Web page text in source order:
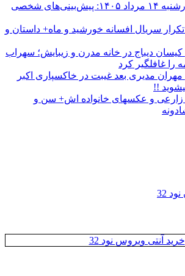
فال روزانه چهارشنبه ۱۴ مرداد ۱۴۰۵: پیش‌بینی‌های شخصی
سریال افسانه خورشید و ماه+ داستان و
دیباج در خانه مدرن و زیبایش؛ سهراب
را غافلگیر کرد
مهران مدیری بعد غیبت در خاکسپاری اکبر
!!
زارعی و عکسهای خانواده اش+ سن و
32
خرید آنتی ویروس نود 32